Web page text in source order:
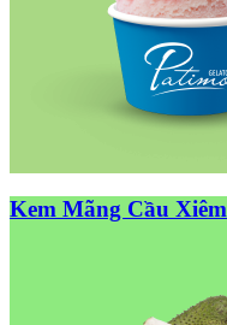
Kem Mãng Cầu Xiêm